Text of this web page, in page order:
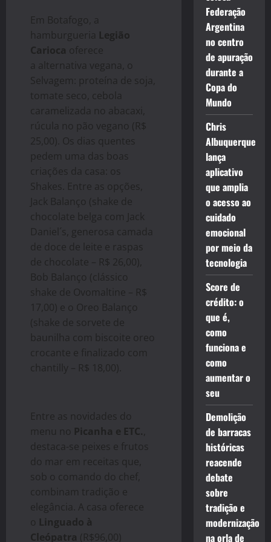
Em Botafogo, a
hamburgueria Legião
Carioca oferece
a alternativa vegana, o
Selvagem: proteína de soja,
tomate seco, cebola
caramelizada no abacaxi,
rúcula no pão vegano (R$
25,00). Os dias quentes
pedem uma das boas
criações da casa: os
Shakes. Entre as opções,
Jack Balanço (shake de
chocolate belga com Jack
Daniel´s, generosa camada
de doce de leite e raspas
de chocolate – R$ 26,00),
Bob Balanço (clássico
shake de Ovomaltine – R$
17,00) e o Oreo Balanço
(shake de sorvete de
baunilha com biscoite oreo
crocante e finalizado com
chantilly – R$ 18,00).
Entre as novidades do
menu no Picanha e ETC.
destaca-se peixes e frutos
do mar em receitas que,
sob o comando do chef,
combinam tradição e
elegância. A casa oferece
o Linguado à
Cleópatra (R$96,00)
Federação
Argentina
no centro
de apuração
durante a
Copa do
Mundo
Chris
Albuquerque
lança
aplicativo
que amplia
o acesso ao
cuidado
emocional
por meio da
tecnologia
Score de
crédito: o
que é,
como
funciona e
como
aumentar o
seu
Demolição
de barracas
históricas
reacende
debate
sobre
tradição e
modernização
na orla de